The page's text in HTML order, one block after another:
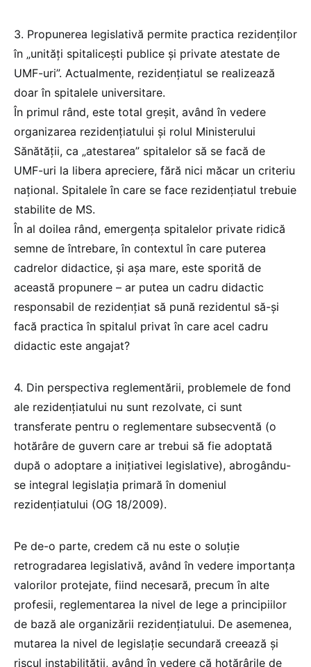
3. Propunerea legislativă permite practica rezidenților
în „unități spitalicești publice și private atestate de
UMF-uri”. Actualmente, rezidențiatul se realizează
doar în spitalele universitare.
În primul rând, este total greșit, având în vedere
organizarea rezidențiatului și rolul Ministerului
Sănătății, ca „atestarea” spitalelor să se facă de
UMF-uri la libera apreciere, fără nici măcar un criteriu
național. Spitalele în care se face rezidențiatul trebuie
stabilite de MS.
În al doilea rând, emergența spitalelor private ridică
semne de întrebare, în contextul în care puterea
cadrelor didactice, și așa mare, este sporită de
această propunere – ar putea un cadru didactic
responsabil de rezidențiat să pună rezidentul să-și
facă practica în spitalul privat în care acel cadru
didactic este angajat?
4. Din perspectiva reglementării, problemele de fond
ale rezidențiatului nu sunt rezolvate, ci sunt
transferate pentru o reglementare subsecventă (o
hotărâre de guvern care ar trebui să fie adoptată
după o adoptare a inițiativei legislative), abrogându-
se integral legislația primară în domeniul
rezidențiatului (OG 18/2009).
Pe de-o parte, credem că nu este o soluție
retrogradarea legislativă, având în vedere importanța
valorilor protejate, fiind necesară, precum în alte
profesii, reglementarea la nivel de lege a principiilor
de bază ale organizării rezidențiatului. De asemenea,
mutarea la nivel de legislație secundară creează și
riscul instabilității, având în vedere că hotărârile de